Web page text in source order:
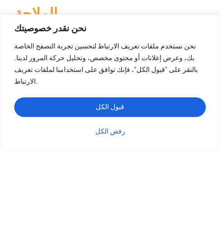
نحن نقدر خصوصيتك
نحن نستخدم ملفات تعريف الارتباط لتحسين تجربة التصفح الخاصة
بك، وعرض إعلانات أو محتوى مخصص، وتحليل حركة المرور لدينا.
بالنقر على "قبول الكل"، فإنك توافق على استخدامنا لملفات تعريف
الارتباط.
رفض الكل
قبول الكل
الملاحة
طباعة الكتب
طباعة الكتب ذات الغلاف المقوى
طباعة الكتب بغلاف ورقي ورقي الورق
طباعة الكتاب اللوحي